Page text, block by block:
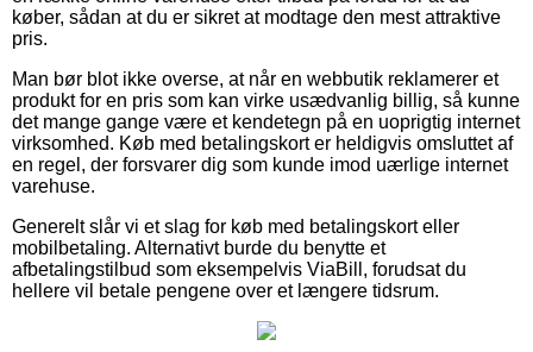
køber, sådan at du er sikret at modtage den mest attraktive
pris.
Man bør blot ikke overse, at når en webbutik reklamerer et
produkt for en pris som kan virke usædvanlig billig, så kunne
det mange gange være et kendetegn på en uoprigtig internet
virksomhed. Køb med betalingskort er heldigvis omsluttet af
en regel, der forsvarer dig som kunde imod uærlige internet
varehuse.
Generelt slår vi et slag for køb med betalingskort eller
mobilbetaling. Alternativt burde du benytte et
afbetalingstilbud som eksempelvis ViaBill, forudsat du
hellere vil betale pengene over et længere tidsrum.